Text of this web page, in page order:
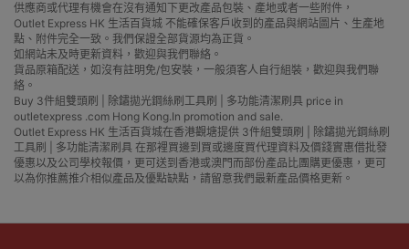
供應商或代理有機會在沒有通知下更改產品包裝、產地或者一些附件，
Outlet Express HK 生活百貨城 不能確保客戶收到的產品與網站圖片、生產地
點、附件完全一致。我們保證全部貨源均為正貨。
如網站未及時更新資料，歡迎與我們聯絡。
貨品原箱配送，如沒有註明免/包安裝，一般須客人自行組裝，歡迎與我們聯
絡。
Buy 3件組雙頭刷 | 除鏽拋光鋼絲刷工具刷 | 多功能清潔刷具 price in
outletexpress .com Hong Kong.In promotion and sale.
Outlet Express HK 生活百貨城在香港觀塘提供 3件組雙頭刷 | 除鏽拋光鋼絲刷
工具刷 | 多功能清潔刷具 在那裡買邊到買或邊度買代理資料及價錢實惠借批發
優惠以及公司學校報價，更可送到香港或澳門而部份產品比團購更優惠，更可
以為你推薦推介相似產品及優點缺點，請留意我們最新產品價格更新。